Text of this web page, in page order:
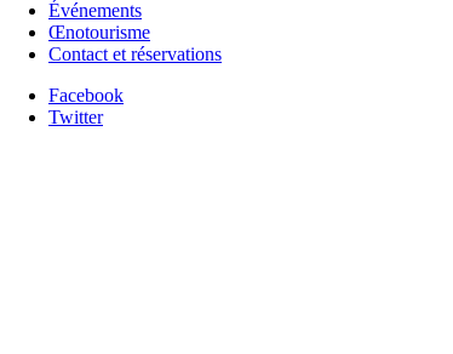
Événements
Œnotourisme
Contact et réservations
Facebook
Twitter